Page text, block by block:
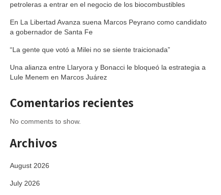
petroleras a entrar en el negocio de los biocombustibles
En La Libertad Avanza suena Marcos Peyrano como candidato
a gobernador de Santa Fe
“La gente que votó a Milei no se siente traicionada”
Una alianza entre Llaryora y Bonacci le bloqueó la estrategia a
Lule Menem en Marcos Juárez
Comentarios recientes
No comments to show.
Archivos
August 2026
July 2026